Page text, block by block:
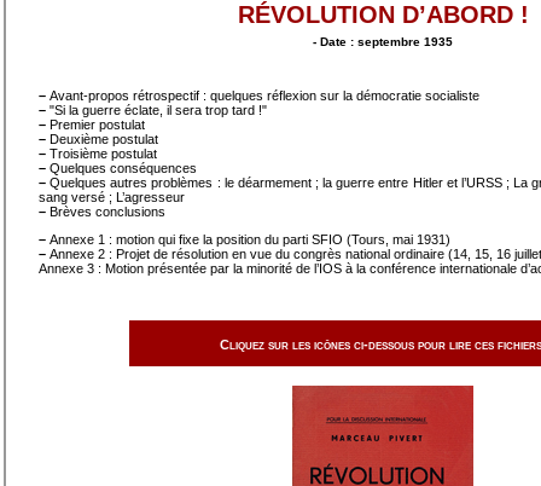
RÉVOLUTION D’ABORD !
- Date : septembre 1935
– Avant-propos rétrospectif : quelques réflexion sur la démocratie socialiste
– "Si la guerre éclate, il sera trop tard !"
– Premier postulat
– Deuxième postulat
– Troisième postulat
– Quelques conséquences
– Quelques autres problèmes : le déarmement ; la guerre entre Hitler et l’URSS ; La
sang versé ; L’agresseur
– Brèves conclusions
– Annexe 1 : motion qui fixe la position du parti SFIO (Tours, mai 1931)
– Annexe 2 : Projet de résolution en vue du congrès national ordinaire (14, 15, 16
Annexe 3 : Motion présentée par la minorité de l’IOS à la conférence internationale
Cliquez sur les icônes ci-dessous pour lire ces